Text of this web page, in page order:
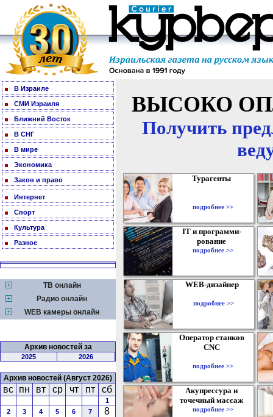
В Израиле
СМИ Израиля
Ближний Восток
В СНГ
В мире
Экономика
Закон и право
Интернет
Спорт
Культура
Разное
ТВ онлайн
Радио онлайн
WEB камеры онлайн
Архив новостей за
2025 2026
Архив новостей (Август 2026)
вс пн вт ср чт пт сб
1
2
3 4 5 6 7
8
ВЫСОКО
Получить
Турагенты
подробнее >>
IT и программи-
рование
подробнее >>
WEB-дизайнер
подробнее >>
Оператор станков
CNC
подробнее >>
Акупрессура и
точечный массаж
подробнее >>